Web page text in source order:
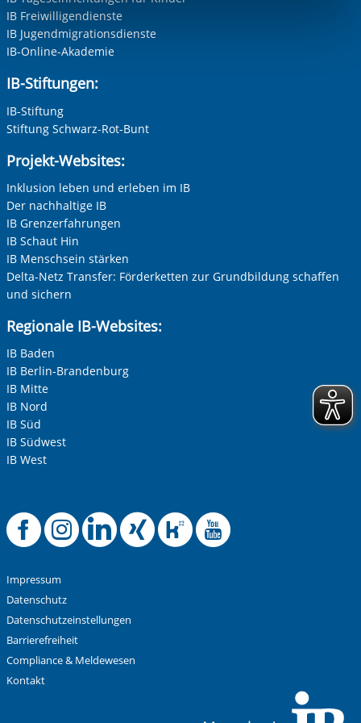
Funktionen sind. Diese Cookies setzen wir aufgrund
berechtigter Interessen und daher unabhängig von einer
Einwilligung.
IB Freiwilligendienste
IB Jugendmigrationsdienste
IB-Online-Akademie
IB-Stiftungen:
IB-Stiftung
Stiftung Schwarz-Rot-Bunt
Projekt-Websites:
Inklusion leben und erleben im IB
Der nachhaltige IB
IB Grenzerfahrungen
IB Schaut Hin
IB Menschsein stärken
Delta-Netz Transfer: Förderketten zur Grundbildung schaffen
und sichern
Regionale IB-Websites:
IB Baden
IB Berlin-Brandenburg
IB Mitte
IB Nord
IB Süd
IB Südwest
IB West
Offizielle
Offizielle
Offizielle
Offizielle
Offizielle
Impressum
Datenschutz
Datenschutzeinstellungen
Barrierefreiheit
Compliance & Meldewesen
Kontakt